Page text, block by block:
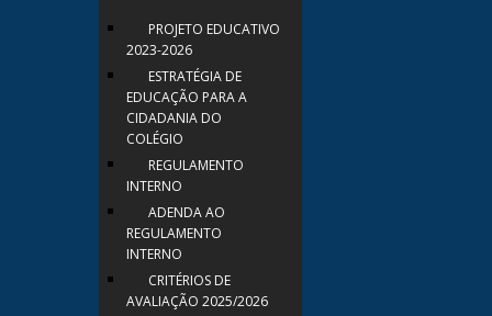
PROJETO EDUCATIVO
2023-2026
ESTRATÉGIA DE
EDUCAÇÃO PARA A
CIDADANIA DO
COLÉGIO
REGULAMENTO
INTERNO
ADENDA AO
REGULAMENTO
INTERNO
CRITÉRIOS DE
AVALIAÇÃO 2025/2026